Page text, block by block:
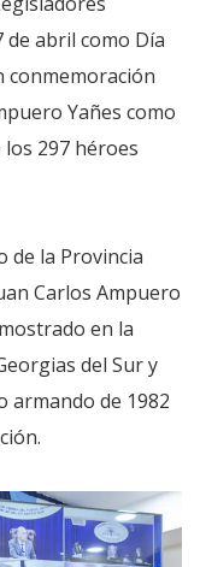
de abril como Día
conmemoración
Yañes como
297 héroes
de la Provincia
Carlos Ampuero
en la
del Sur y
armando de 1982